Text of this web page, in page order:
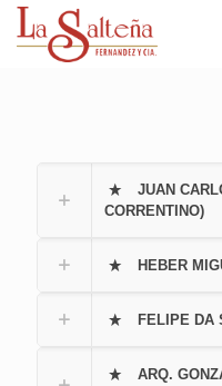
JUAN
CORRENTINO)
HEBER
FELIPE DA
ARQ.